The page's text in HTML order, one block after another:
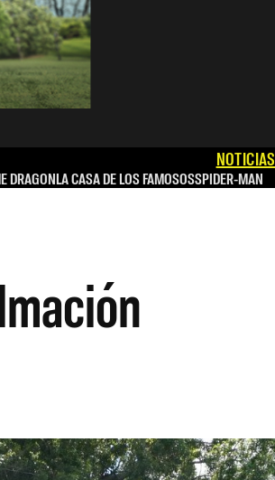
NOTICIAS
DRAGONLA CASA DE LOS FAMOSOSSPIDER-MAN